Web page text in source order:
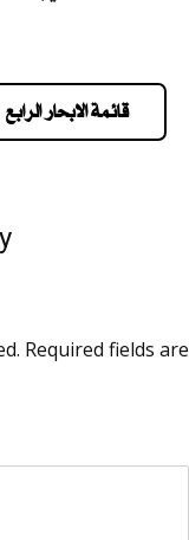
قائمة الابحار الرابع
Required fields are